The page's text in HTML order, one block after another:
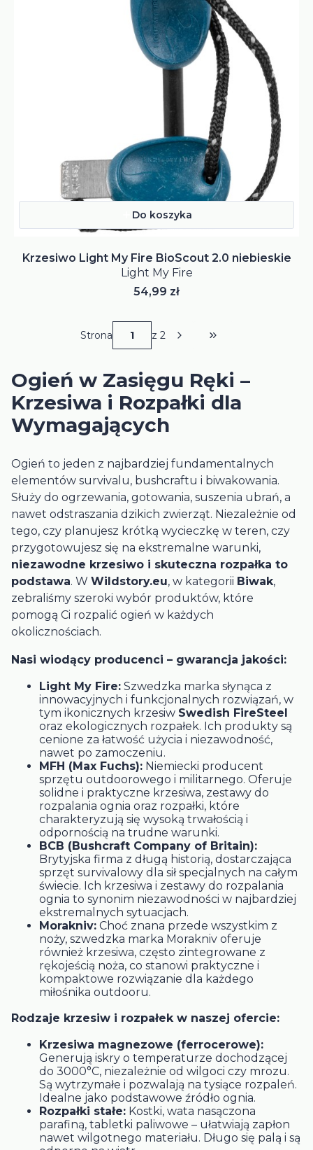
Do koszyka
Krzesiwo Light My Fire BioScout 2.0 niebieskie
Light My Fire
Cena
54,99 zł
Strona z 2 Przejdź do
Ogień w Zasięgu Ręki –
Krzesiwa i Rozpałki dla
Wymagających
Ogień to jeden z najbardziej fundamentalnych
elementów survivalu, bushcraftu i biwakowania.
Służy do ogrzewania, gotowania, suszenia ubrań, a
nawet odstraszania dzikich zwierząt. Niezależnie od
tego, czy planujesz krótką wycieczkę w teren, czy
przygotowujesz się na ekstremalne warunki,
niezawodne krzesiwo i skuteczna rozpałka to
podstawa. W Wildstory.eu, w kategorii Biwak,
zebraliśmy szeroki wybór produktów, które
pomogą Ci rozpalić ogień w każdych
okolicznościach.
Nasi wiodący producenci – gwarancja jakości:
Light My Fire: Szwedzka marka słynąca z
innowacyjnych i funkcjonalnych rozwiązań, w
tym ikonicznych krzesiw Swedish FireSteel
oraz ekologicznych rozpałek. Ich produkty są
cenione za łatwość użycia i niezawodność,
nawet po zamoczeniu.
MFH (Max Fuchs): Niemiecki producent
sprzętu outdoorowego i militarnego. Oferuje
solidne i praktyczne krzesiwa, zestawy do
rozpalania ognia oraz rozpałki, które
charakteryzują się wysoką trwałością i
odpornością na trudne warunki.
BCB (Bushcraft Company of Britain):
Brytyjska firma z długą historią, dostarczająca
sprzęt survivalowy dla sił specjalnych na całym
świecie. Ich krzesiwa i zestawy do rozpalania
ognia to synonim niezawodności w najbardziej
ekstremalnych sytuacjach.
Morakniv: Choć znana przede wszystkim z
noży, szwedzka marka Morakniv oferuje
również krzesiwa, często zintegrowane z
rękojeścią noża, co stanowi praktyczne i
kompaktowe rozwiązanie dla każdego
miłośnika outdooru.
Rodzaje krzesiw i rozpałek w naszej ofercie:
Krzesiwa magnezowe (ferrocerowe):
Generują iskry o temperaturze dochodzącej
do 3000°C, niezależnie od wilgoci czy mrozu.
Są wytrzymałe i pozwalają na tysiące rozpaleń.
Idealne jako podstawowe źródło ognia.
Rozpałki stałe: Kostki, wata nasączona
parafiną, tabletki paliwowe – ułatwiają zapłon
nawet wilgotnego materiału. Długo się palą i są